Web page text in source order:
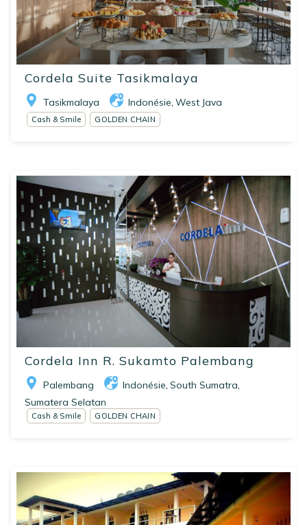
Cordela Suite Tasikmalaya
Tasikmalaya Indonésie, West Java
Cash & Smile GOLDEN CHAIN
Cordela Inn R. Sukamto Palembang
Palembang Indonésie, South Sumatra,
Sumatera Selatan
Cash & Smile GOLDEN CHAIN